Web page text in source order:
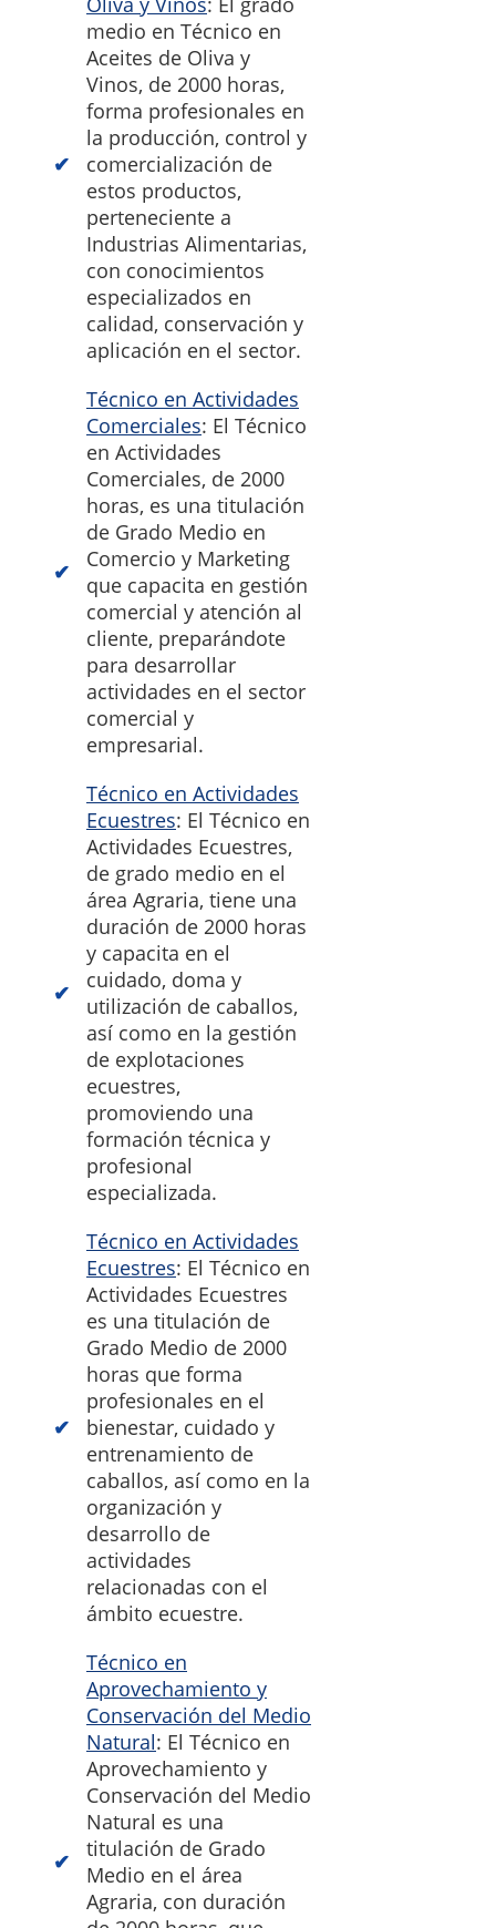
medio en Técnico en
Aceites de Oliva y
Vinos, de 2000 horas,
forma profesionales en
la producción, control y
comercialización de
estos productos,
perteneciente a
Industrias Alimentarias,
con conocimientos
especializados en
calidad, conservación y
aplicación en el sector.
Técnico en Actividades
Comerciales: El Técnico
en Actividades
Comerciales, de 2000
horas, es una titulación
de Grado Medio en
Comercio y Marketing
que capacita en gestión
comercial y atención al
cliente, preparándote
para desarrollar
actividades en el sector
comercial y
empresarial.
Técnico en Actividades
Ecuestres: El Técnico en
Actividades Ecuestres,
de grado medio en el
área Agraria, tiene una
duración de 2000 horas
y capacita en el
cuidado, doma y
utilización de caballos,
así como en la gestión
de explotaciones
ecuestres,
promoviendo una
formación técnica y
profesional
especializada.
Técnico en Actividades
Ecuestres: El Técnico en
Actividades Ecuestres
es una titulación de
Grado Medio de 2000
horas que forma
profesionales en el
bienestar, cuidado y
entrenamiento de
caballos, así como en la
organización y
desarrollo de
actividades
relacionadas con el
ámbito ecuestre.
Técnico en
Aprovechamiento y
Conservación del Medio
Natural: El Técnico en
Aprovechamiento y
Conservación del Medio
Natural es una
titulación de Grado
Medio en el área
Agraria, con duración